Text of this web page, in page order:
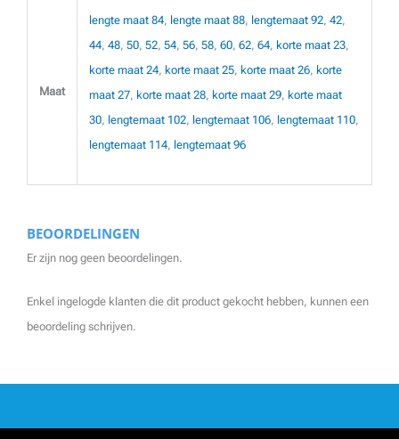
Maat
lengte maat 84, lengte maat 88, lengtemaat 92, 42,
44, 48, 50, 52, 54, 56, 58, 60, 62, 64, korte maat 23,
korte maat 24, korte maat 25, korte maat 26, korte
maat 27, korte maat 28, korte maat 29, korte maat
30, lengtemaat 102, lengtemaat 106, lengtemaat 110,
lengtemaat 114, lengtemaat 96
BEOORDELINGEN
Er zijn nog geen beoordelingen.
Enkel ingelogde klanten die dit product gekocht hebben, kunnen een
beoordeling schrijven.